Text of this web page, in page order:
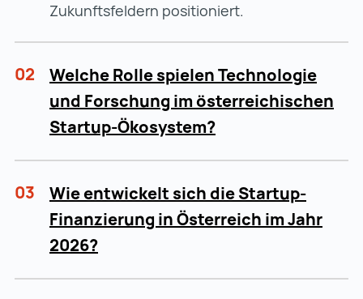
Zukunftsfeldern positioniert.
02
Welche Rolle spielen Technologie
und Forschung im österreichischen
Startup-Ökosystem?
03
Wie entwickelt sich die Startup-
Finanzierung in Österreich im Jahr
2026?